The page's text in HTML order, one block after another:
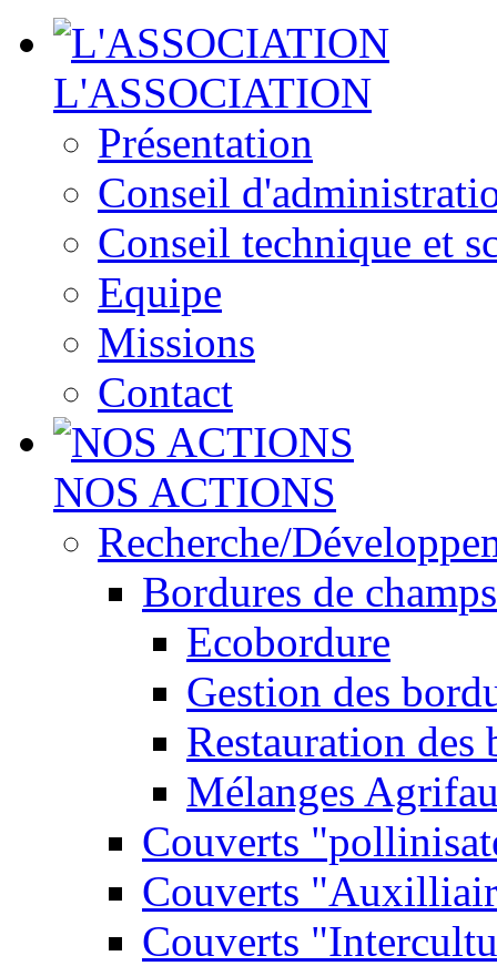
L'ASSOCIATION
Présentation
Conseil
Conseil technique et
Equipe
Missions
Contact
NOS ACTIONS
Recherche/
Bordures de champs
Ecobordure
Gestion des
Restauration des
Mélanges
Couverts
Couverts
Couverts